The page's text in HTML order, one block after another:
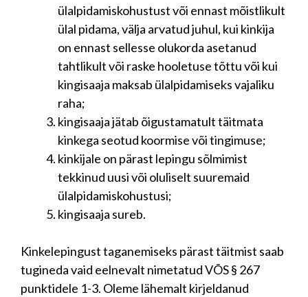
ülalpidamiskohustust või ennast mõistlikult
ülal pidama, välja arvatud juhul, kui kinkija
on ennast sellesse olukorda asetanud
tahtlikult või raske hooletuse tõttu või kui
kingisaaja maksab ülalpidamiseks vajaliku
raha;
kingisaaja jätab õigustamatult täitmata
kinkega seotud koormise või tingimuse;
kinkijale on pärast lepingu sõlmimist
tekkinud uusi või oluliselt suuremaid
ülalpidamiskohustusi;
kingisaaja sureb.
Kinkelepingust taganemiseks pärast täitmist saab
tugineda vaid eelnevalt nimetatud VÕS § 267
punktidele 1-3. Oleme lähemalt kirjeldanud